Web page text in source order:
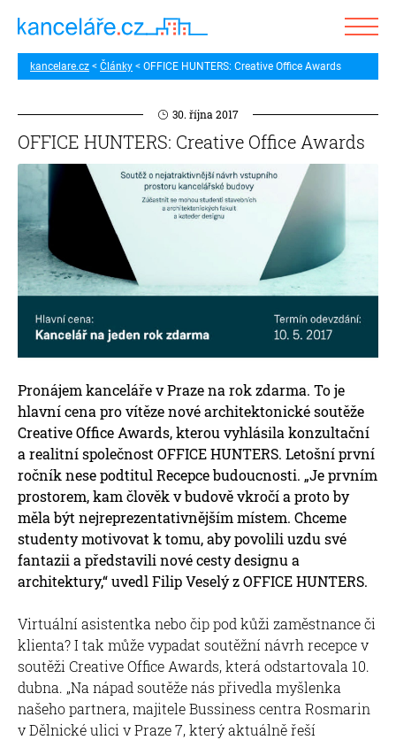
kancelare.cz Články OFFICE HUNTERS: Creative Office Awards
30. října 2017
OFFICE HUNTERS: Creative Office Awards
Pronájem kanceláře v Praze na rok zdarma. To je
hlavní cena pro vítěze nové architektonické soutěže
Creative Office Awards, kterou vyhlásila konzultační
a realitní společnost OFFICE HUNTERS. Letošní první
ročník nese podtitul Recepce budoucnosti. „Je prvním
prostorem, kam člověk v budově vkročí a proto by
měla být nejreprezentativnějším místem. Chceme
studenty motivovat k tomu, aby povolili uzdu své
fantazii a představili nové cesty designu a
architektury,“ uvedl Filip Veselý z OFFICE HUNTERS.
Virtuální asistentka nebo čip pod kůži zaměstnance či
klienta? I tak může vypadat soutěžní návrh recepce v
soutěži Creative Office Awards, která odstartovala 10.
dubna. „Na nápad soutěže nás přivedla myšlenka
našeho partnera, majitele Bussiness centra Rosmarin
v Dělnické ulici v Praze 7, který aktuálně řeší